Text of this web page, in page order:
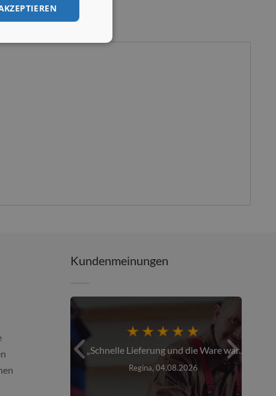
Kundenmeinungen
über den... Schnelle Lieferung und die Ware war...
Regina, 04.08.2026